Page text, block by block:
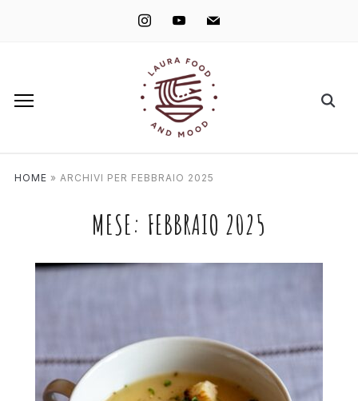
instagramyoutube mail
HOME » ARCHIVI PER FEBBRAIO 2025
MESE: FEBBRAIO 2025